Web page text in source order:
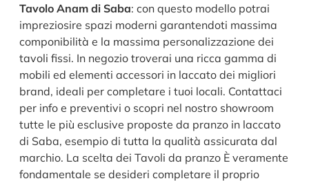
Tavolo Anam di Saba: con questo modello potrai
impreziosire spazi moderni garantendoti massima
componibilità e la massima personalizzazione dei
tavoli fissi. In negozio troverai una ricca gamma di
mobili ed elementi accessori in laccato dei migliori
brand, ideali per completare i tuoi locali. Contattaci
per info e preventivi o scopri nel nostro showroom
tutte le più esclusive proposte da pranzo in laccato
di Saba, esempio di tutta la qualità assicurata dal
marchio. La scelta dei Tavoli da pranzo È veramente
fondamentale se desideri completare il proprio